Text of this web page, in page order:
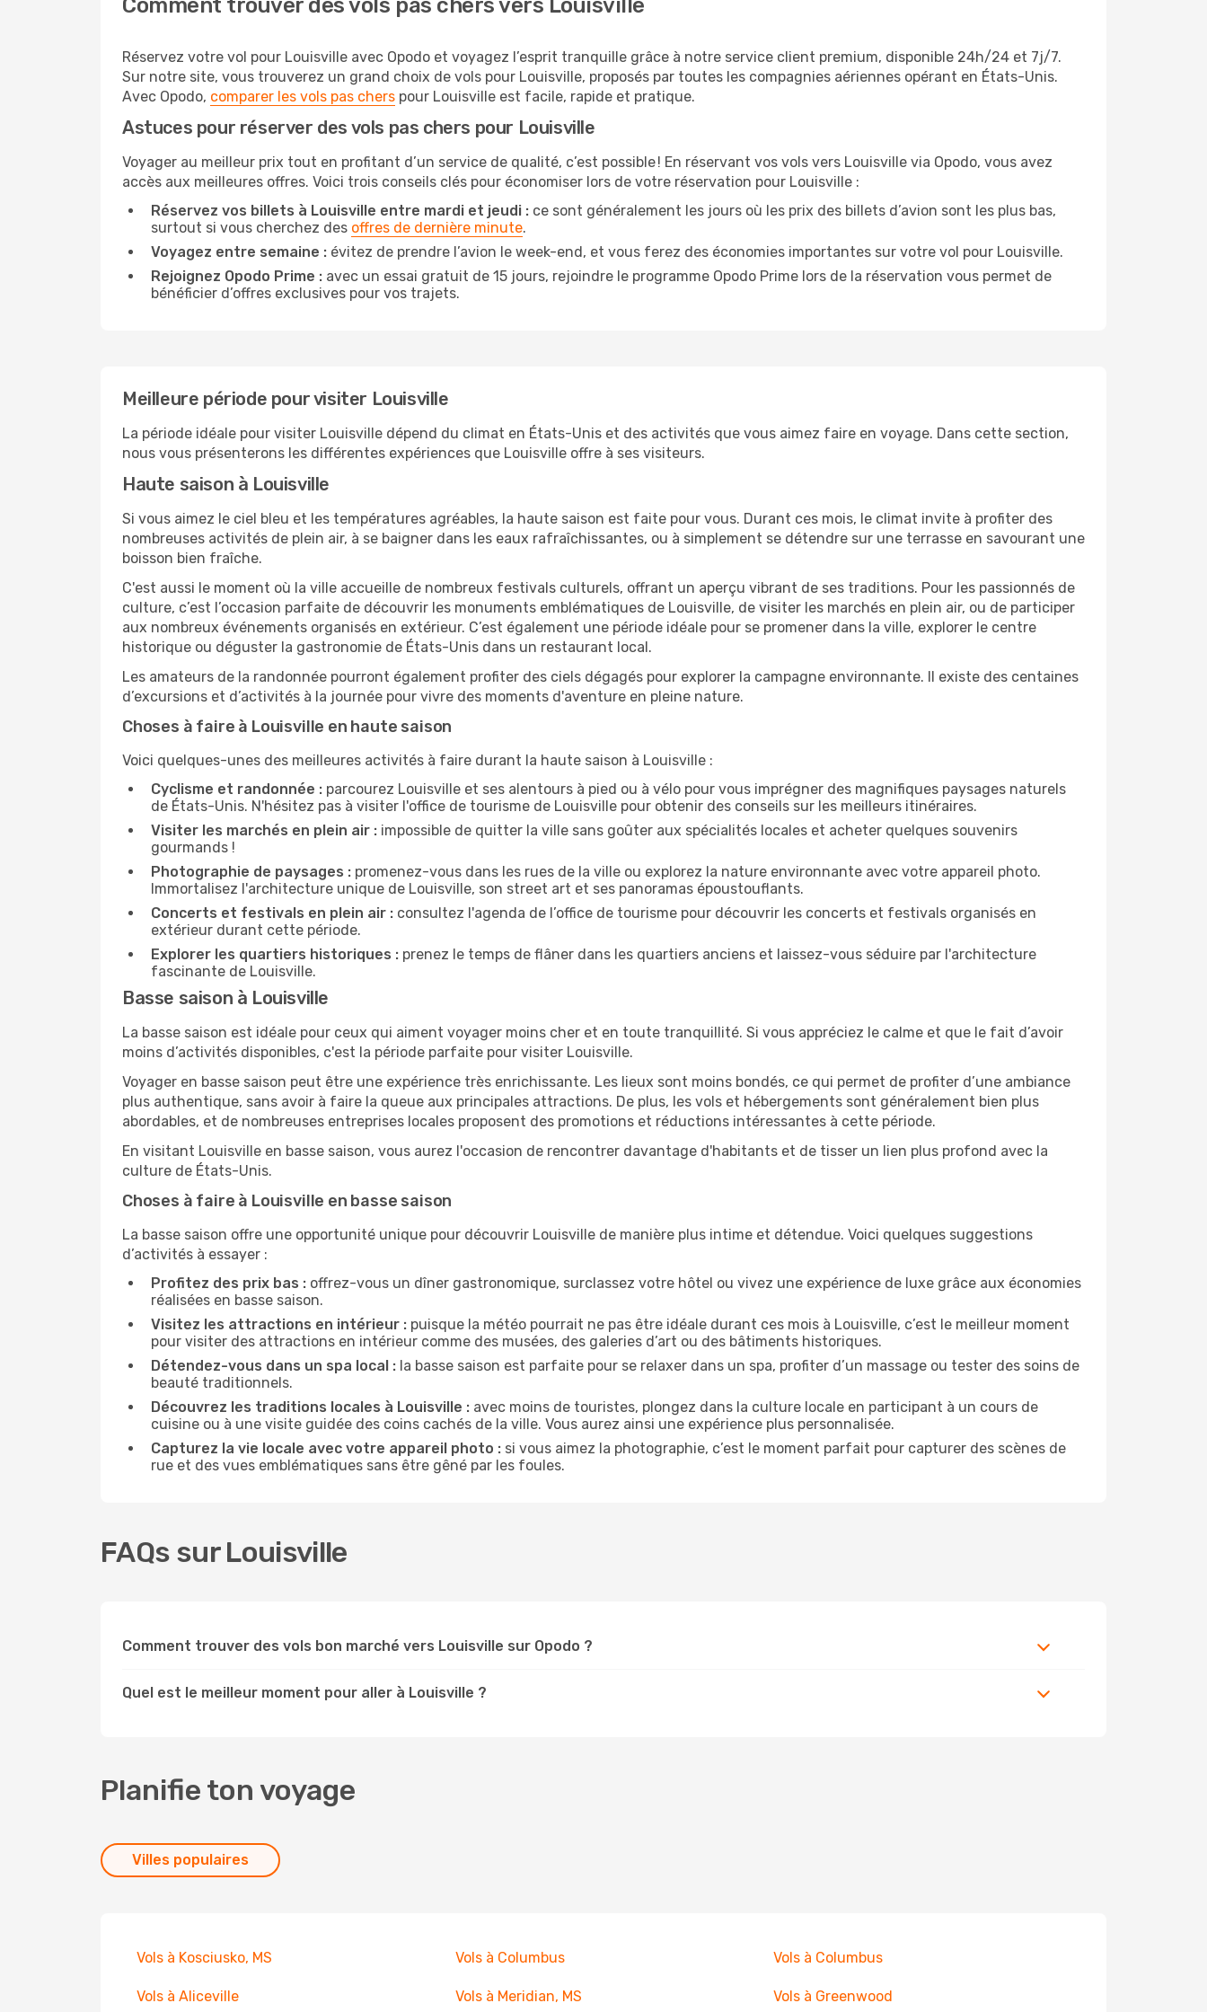
Comment trouver des vols pas chers vers Louisville
Réservez votre vol pour Louisville avec Opodo et voyagez l’esprit tranquille grâce à notre service client premium, disponible 24h/24 et 7j/7.
Sur notre site, vous trouverez un grand choix de vols pour Louisville, proposés par toutes les compagnies aériennes opérant en États-Unis.
Avec Opodo, comparer les vols pas chers pour Louisville est facile, rapide et pratique.
Astuces pour réserver des vols pas chers pour Louisville
Voyager au meilleur prix tout en profitant d’un service de qualité, c’est possible ! En réservant vos vols vers Louisville via Opodo, vous avez
accès aux meilleures offres. Voici trois conseils clés pour économiser lors de votre réservation pour Louisville :
Réservez vos billets à Louisville entre mardi et jeudi : ce sont généralement les jours où les prix des billets d’avion sont les plus bas,
surtout si vous cherchez des offres de dernière minute.
Voyagez entre semaine : évitez de prendre l’avion le week-end, et vous ferez des économies importantes sur votre vol pour Louisville.
Rejoignez Opodo Prime : avec un essai gratuit de 15 jours, rejoindre le programme Opodo Prime lors de la réservation vous permet de
bénéficier d’offres exclusives pour vos trajets.
Meilleure période pour visiter Louisville
La période idéale pour visiter Louisville dépend du climat en États-Unis et des activités que vous aimez faire en voyage. Dans cette section,
nous vous présenterons les différentes expériences que Louisville offre à ses visiteurs.
Haute saison à Louisville
Si vous aimez le ciel bleu et les températures agréables, la haute saison est faite pour vous. Durant ces mois, le climat invite à profiter des
nombreuses activités de plein air, à se baigner dans les eaux rafraîchissantes, ou à simplement se détendre sur une terrasse en savourant une
boisson bien fraîche.
C'est aussi le moment où la ville accueille de nombreux festivals culturels, offrant un aperçu vibrant de ses traditions. Pour les passionnés de
culture, c’est l’occasion parfaite de découvrir les monuments emblématiques de Louisville, de visiter les marchés en plein air, ou de participer
aux nombreux événements organisés en extérieur. C’est également une période idéale pour se promener dans la ville, explorer le centre
historique ou déguster la gastronomie de États-Unis dans un restaurant local.
Les amateurs de la randonnée pourront également profiter des ciels dégagés pour explorer la campagne environnante. Il existe des centaines
d’excursions et d’activités à la journée pour vivre des moments d'aventure en pleine nature.
Choses à faire à Louisville en haute saison
Voici quelques-unes des meilleures activités à faire durant la haute saison à Louisville :
Cyclisme et randonnée : parcourez Louisville et ses alentours à pied ou à vélo pour vous imprégner des magnifiques paysages naturels
de États-Unis. N'hésitez pas à visiter l'office de tourisme de Louisville pour obtenir des conseils sur les meilleurs itinéraires.
Visiter les marchés en plein air : impossible de quitter la ville sans goûter aux spécialités locales et acheter quelques souvenirs
gourmands !
Photographie de paysages : promenez-vous dans les rues de la ville ou explorez la nature environnante avec votre appareil photo.
Immortalisez l'architecture unique de Louisville, son street art et ses panoramas époustouflants.
Concerts et festivals en plein air : consultez l'agenda de l’office de tourisme pour découvrir les concerts et festivals organisés en
extérieur durant cette période.
Explorer les quartiers historiques : prenez le temps de flâner dans les quartiers anciens et laissez-vous séduire par l'architecture
fascinante de Louisville.
Basse saison à Louisville
La basse saison est idéale pour ceux qui aiment voyager moins cher et en toute tranquillité. Si vous appréciez le calme et que le fait d’avoir
moins d’activités disponibles, c'est la période parfaite pour visiter Louisville.
Voyager en basse saison peut être une expérience très enrichissante. Les lieux sont moins bondés, ce qui permet de profiter d’une ambiance
plus authentique, sans avoir à faire la queue aux principales attractions. De plus, les vols et hébergements sont généralement bien plus
abordables, et de nombreuses entreprises locales proposent des promotions et réductions intéressantes à cette période.
En visitant Louisville en basse saison, vous aurez l'occasion de rencontrer davantage d'habitants et de tisser un lien plus profond avec la
culture de États-Unis.
Choses à faire à Louisville en basse saison
La basse saison offre une opportunité unique pour découvrir Louisville de manière plus intime et détendue. Voici quelques suggestions
d’activités à essayer :
Profitez des prix bas : offrez-vous un dîner gastronomique, surclassez votre hôtel ou vivez une expérience de luxe grâce aux économies
réalisées en basse saison.
Visitez les attractions en intérieur : puisque la météo pourrait ne pas être idéale durant ces mois à Louisville, c’est le meilleur moment
pour visiter des attractions en intérieur comme des musées, des galeries d’art ou des bâtiments historiques.
Détendez-vous dans un spa local : la basse saison est parfaite pour se relaxer dans un spa, profiter d’un massage ou tester des soins de
beauté traditionnels.
Découvrez les traditions locales à Louisville : avec moins de touristes, plongez dans la culture locale en participant à un cours de
cuisine ou à une visite guidée des coins cachés de la ville. Vous aurez ainsi une expérience plus personnalisée.
Capturez la vie locale avec votre appareil photo : si vous aimez la photographie, c’est le moment parfait pour capturer des scènes de
rue et des vues emblématiques sans être gêné par les foules.
FAQs sur Louisville
Comment trouver des vols bon marché vers Louisville sur Opodo ?
Quel est le meilleur moment pour aller à Louisville ?
Planifie ton voyage
Villes populaires
Vols à Kosciusko, MS Vols à Columbus Vols à Columbus
Vols à Aliceville Vols à Meridian, MS Vols à Greenwood